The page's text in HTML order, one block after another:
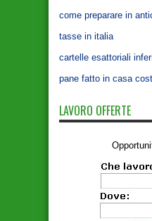
come preparare in
tasse in italia
cartelle esattoriali
pane fatto in casa
LAVORO OFFERTE